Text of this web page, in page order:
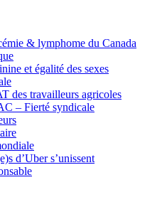
& lymphome du Canada
et égalité des sexes
des travailleurs agricoles
– Fierté syndicale
d’Uber s’unissent